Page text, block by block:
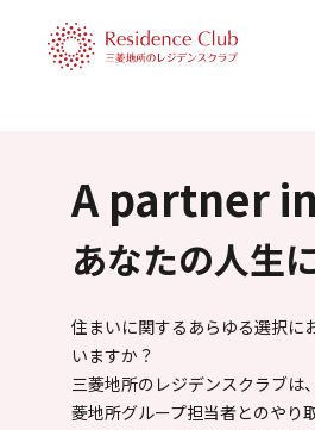
A partner
あなたの人生
住まいに関するあらゆる選択に
いますか？
三菱地所のレジデンスクラブは
菱地所グループ担当者とのやり